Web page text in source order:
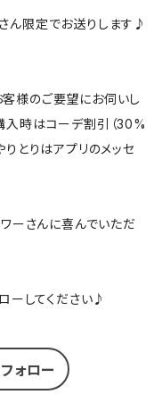
ん限定でお送りします♪
様のご要望にお伺いし
入時はコーデ割引（30%
とりはアプリのメッセ
ーさんに喜んでいただ
ーしてください♪
ォロー